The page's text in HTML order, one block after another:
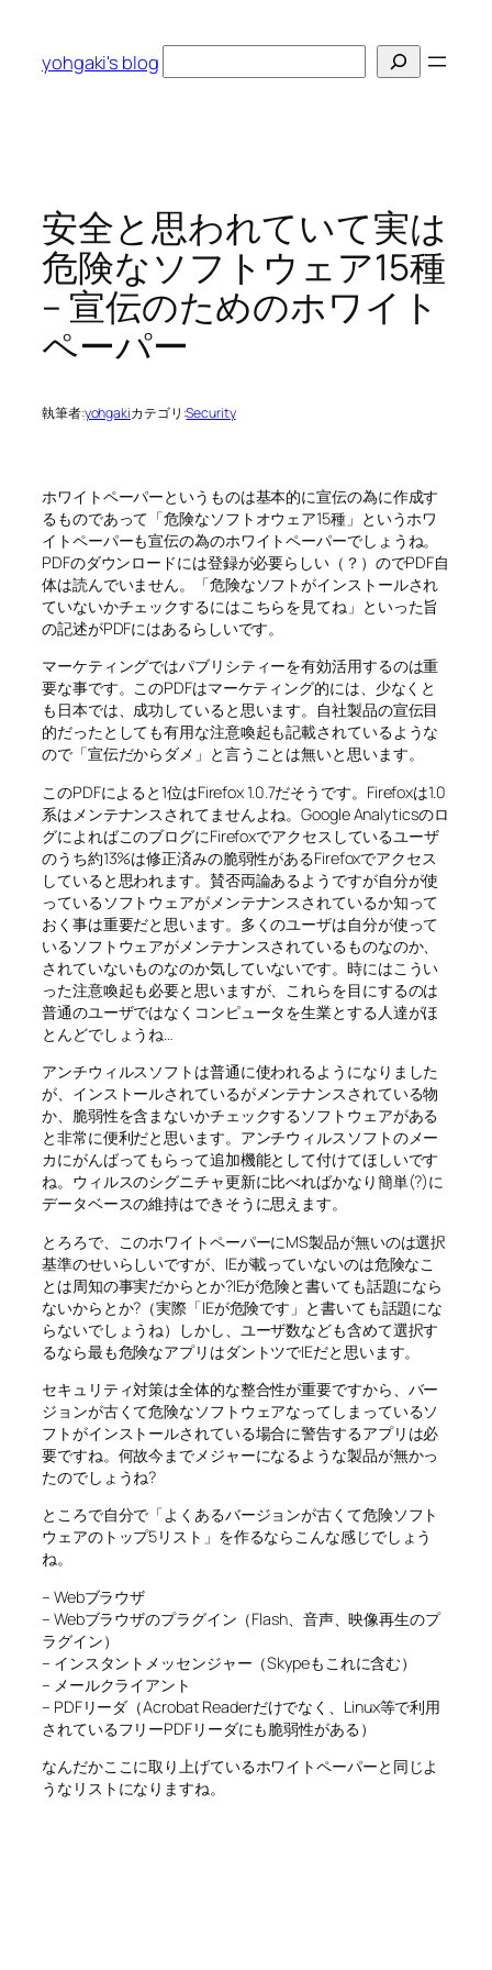
yohgaki's blog
索
安全と思われていて実は
危険なソフトウェア15種
– 宣伝のためのホワイト
ペーパー
執筆者:yohgakiカテゴリ:Security
ホワイトペーパーというものは基本的に宣伝の為に作成す
るものであって「危険なソフトオウェア15種」というホワ
イトペーパーも宣伝の為のホワイトペーパーでしょうね。
PDFのダウンロードには登録が必要らしい（？）のでPDF自
体は読んでいません。「危険なソフトがインストールされ
ていないかチェックするにはこちらを見てね」といった旨
の記述がPDFにはあるらしいです。
マーケティングではパブリシティーを有効活用するのは重
要な事です。このPDFはマーケティング的には、少なくと
も日本では、成功していると思います。自社製品の宣伝目
的だったとしても有用な注意喚起も記載されているような
ので「宣伝だからダメ」と言うことは無いと思います。
このPDFによると1位はFirefox 1.0.7だそうです。Firefoxは1.0
系はメンテナンスされてませんよね。Google Analyticsのロ
グによればこのブログにFirefoxでアクセスしているユーザ
のうち約13%は修正済みの脆弱性があるFirefoxでアクセス
していると思われます。賛否両論あるようですが自分が使
っているソフトウェアがメンテナンスされているか知って
おく事は重要だと思います。多くのユーザは自分が使って
いるソフトウェアがメンテナンスされているものなのか、
されていないものなのか気していないです。時にはこうい
った注意喚起も必要と思いますが、これらを目にするのは
普通のユーザではなくコンピュータを生業とする人達がほ
とんどでしょうね…
アンチウィルスソフトは普通に使われるようになりました
が、インストールされているがメンテナンスされている物
か、脆弱性を含まないかチェックするソフトウェアがある
と非常に便利だと思います。アンチウィルスソフトのメー
カにがんばってもらって追加機能として付けてほしいです
ね。ウィルスのシグニチャ更新に比べればかなり簡単(?)に
データベースの維持はできそうに思えます。
とろろで、このホワイトペーパーにMS製品が無いのは選択
基準のせいらしいですが、IEが載っていないのは危険なこ
とは周知の事実だからとか?IEが危険と書いても話題になら
ないからとか?（実際「IEが危険です」と書いても話題にな
らないでしょうね）しかし、ユーザ数なども含めて選択す
るなら最も危険なアプリはダントツでIEだと思います。
セキュリティ対策は全体的な整合性が重要ですから、バー
ジョンが古くて危険なソフトウェアなってしまっているソ
フトがインストールされている場合に警告するアプリは必
要ですね。何故今までメジャーになるような製品が無かっ
たのでしょうね?
ところで自分で「よくあるバージョンが古くて危険ソフト
ウェアのトップ5リスト」を作るならこんな感じでしょう
ね。
– Webブラウザ
– Webブラウザのプラグイン（Flash、音声、映像再生のプ
ラグイン）
– インスタントメッセンジャー（Skypeもこれに含む）
– メールクライアント
– PDFリーダ（Acrobat Readerだけでなく、Linux等で利用
されているフリーPDFリーダにも脆弱性がある）
なんだかここに取り上げているホワイトペーパーと同じよ
うなリストになりますね。